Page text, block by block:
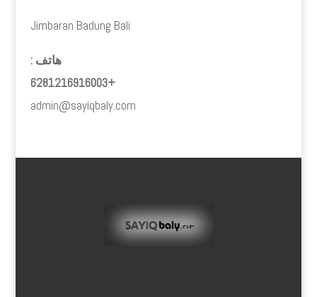
Jimbaran Badung Bali
هاتف :
+6281216916003
admin@sayiqbaly.com